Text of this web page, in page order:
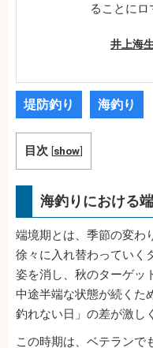
ることにロ
井上海
堤防釣り 海釣り
目次 [show]
海釣りにおける
端境期とは、季節の変わ
徐々に入れ替わっていく
姿を消し、秋のターゲッ
中途半端な状態が続くた
釣れない日」の差が激し
この時期は、ベテランで